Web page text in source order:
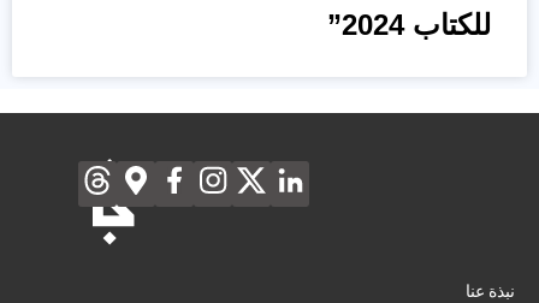
للكتاب 2024”
نبذة عنا